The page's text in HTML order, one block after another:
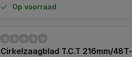
Op voorraad
Cirkelzaagblad T.C.T 216mm/48T-